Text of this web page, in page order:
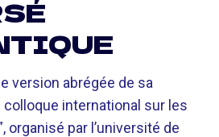
version abrégée de sa
colloque international sur les
organisé par l’université de